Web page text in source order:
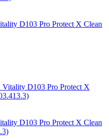
D103 Pro Protect X Clean
D103 Pro Protect X Clean